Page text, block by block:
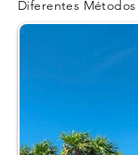
Diferentes